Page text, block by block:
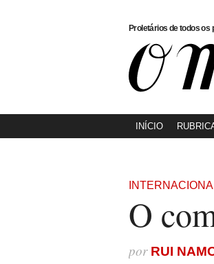
Proletários de todos os
INÍCIO
O
por RUI